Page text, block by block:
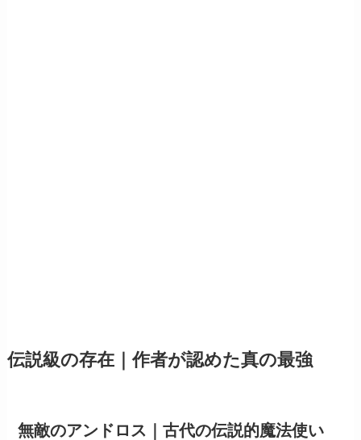
伝説級の存在｜作者が認めた真の最強
無敵のアンドロス｜古代の伝説的魔法使い